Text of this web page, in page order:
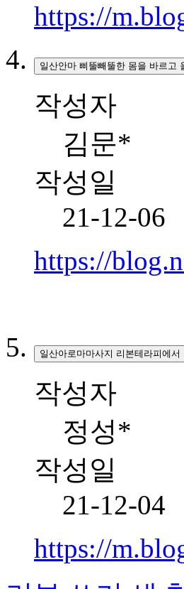
https://
일산안마 삐뚤빼뚤한 몸을 바르고
작성자
김문*
작성일
21-12-06
https://
일산아로마마사지 리본테라피에
작성자
정성*
작성일
21-12-04
https://